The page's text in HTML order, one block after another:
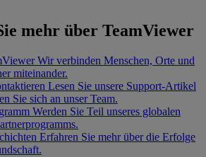
mehr über TeamViewer
Wir verbinden Menschen, Orte und
miteinander.
Lesen Sie unsere Support-Artikel
Sie sich an unser Team.
Werden Sie Teil unseres globalen
Erfahren Sie mehr über die Erfolge